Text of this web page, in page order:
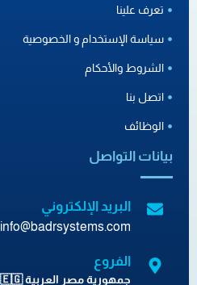
تعرف علينا
سياسة الإستخدام و الخصوصية
الشروط والأحكام
اتصل بنا
الوظائف
بيانات التواصل
البريد الإلكتروني
info@badrsystems.com
الفروع
جمهورية مصر العربية 🇪🇬